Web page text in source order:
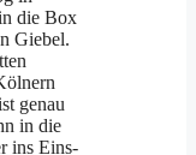
die Box
Giebel.
genau
in die
ins Eins-